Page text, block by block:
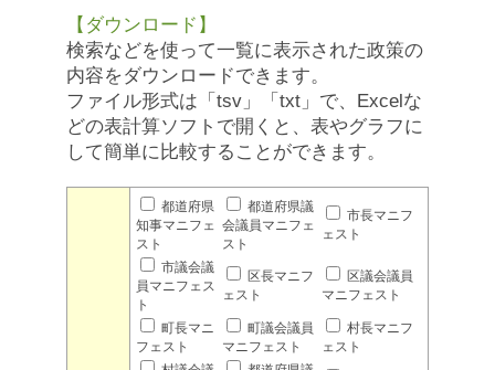
【ダウンロード】
検索などを使って一覧に表示された政策の
内容をダウンロードできます。
ファイル形式は「tsv」「txt」で、Excelな
どの表計算ソフトで開くと、表やグラフに
して簡単に比較することができます。
都道府県
知事マニフェ
スト
都道府県議
会議員マニフェ
スト
市長マニフ
ェスト
市議会議
員マニフェス
ト
区長マニフ
ェスト
区議会議員
マニフェスト
町長マニ
フェスト
町議会議員
マニフェスト
村長マニフ
ェスト